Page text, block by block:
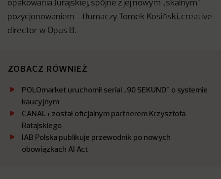
opakowania Jurajskiej, spójne z jej nowym „skalnym”
pozycjonowaniem – tłumaczy Tomek Kosiński, creative
director w Opus B.
ZOBACZ RÓWNIEŻ
POLOmarket uruchomił serial „90 SEKUND” o systemie
kaucyjnym
CANAL+ został oficjalnym partnerem Krzysztofa
Ratajskiego
IAB Polska publikuje przewodnik po nowych
obowiązkach AI Act